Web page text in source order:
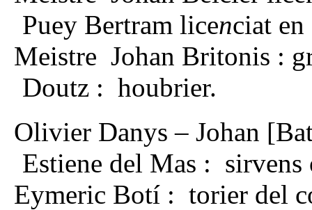
Puey Bertram licenciat
Meistre Johan Britonis :
Doutz : houbrier.
Olivier Danys – Johan
Estiene del Mas : sirvens
Eymeric Botí : torier del